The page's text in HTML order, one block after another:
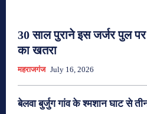
30 साल पुराने इस जर्जर पुल
का खतरा
महराजगंज July 16, 2026
बेलवा बुर्जुग गांव के श्मशान घाट से